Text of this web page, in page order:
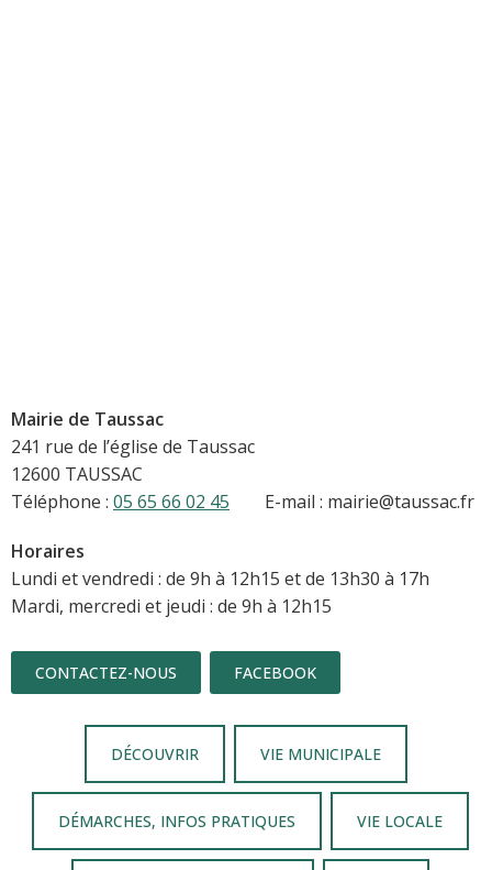
Mairie de Taussac
241 rue de l’église de Taussac
12600 TAUSSAC
Téléphone : 05 65 66 02 45 E-mail : mairie@taussac.fr
Horaires
Lundi et vendredi : de 9h à 12h15 et de 13h30 à 17h
Mardi, mercredi et jeudi : de 9h à 12h15
CONTACTEZ-NOUS FACEBOOK
DÉCOUVRIR VIE MUNICIPALE
DÉMARCHES, INFOS PRATIQUES VIE LOCALE